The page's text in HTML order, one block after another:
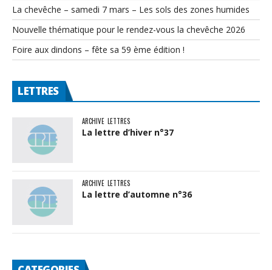
La chevêche – samedi 7 mars – Les sols des zones humides
Nouvelle thématique pour le rendez-vous la chevêche 2026
Foire aux dindons – fête sa 59 ème édition !
LETTRES
ARCHIVE LETTRES
La lettre d’hiver n°37
ARCHIVE LETTRES
La lettre d’automne n°36